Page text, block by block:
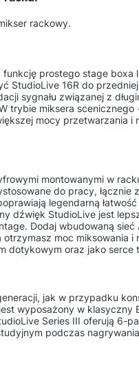
rackowy.
prostego stage
StudioLive 16R do
sygnału związanej z
miksera scenicznego
mocy przetwarzania i
montowanymi w
do pracy, łącznie
legendarną łatwość
dźwięk StudioLive jest
Dodaj wbudowaną sieć
moc miksowania
dotykowym oraz jako serce
jak w przypadku
wyposażony w klasyczny
Series III oferują 6-
podczas